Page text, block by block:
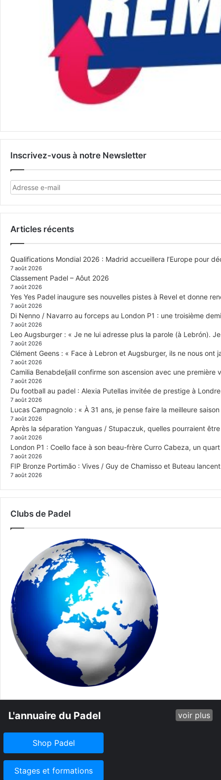
Inscrivez-vous à notre Newsletter
Articles récents
Qualifications Mondial 2026 : Madrid accueillera l’Europe pour
7 août 2026
Classement Padel – Aôut 2026
7 août 2026
Yes Yes Padel inaugure ses nouvelles pistes à Revel et donne
7 août 2026
Di Nenno / Navarro au forceps au London P1 : une troisième
7 août 2026
Leo Augsburger : « Je ne lui adresse plus la parole (à Lebrón).
7 août 2026
Clément Geens : « Face à Lebron et Augsburger, ils ne nous ont
7 août 2026
Camilia Benabdeljalil confirme son ascension avec une première
7 août 2026
Du football au padel : Alexia Putellas invitée de prestige à
7 août 2026
Lucas Campagnolo : « À 31 ans, je pense faire la meilleure
7 août 2026
Après la séparation Yanguas / Stupaczuk, quelles pourraient
7 août 2026
London P1 : Coello face à son beau-frère Curro Cabeza, un
7 août 2026
FIP Bronze Portimão : Vives / Guy de Chamisso et Buteau
7 août 2026
Clubs de Padel
L'annuaire du Padel voir plus
Shop Padel
Stages et formations